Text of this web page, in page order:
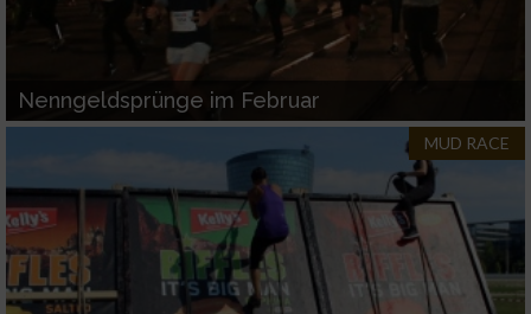
Nenngeldsprünge im Februar
MUD RACE